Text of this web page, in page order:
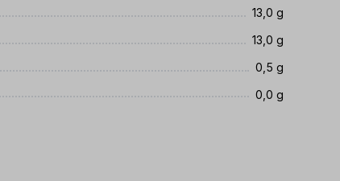
13,0 g
13,0 g
0,5 g
0,0 g